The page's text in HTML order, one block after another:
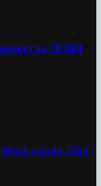
za 70 000
ostuda, říká